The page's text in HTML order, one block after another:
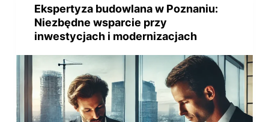
Ekspertyza budowlana w Poznaniu:
Niezbędne wsparcie przy
inwestycjach i modernizacjach